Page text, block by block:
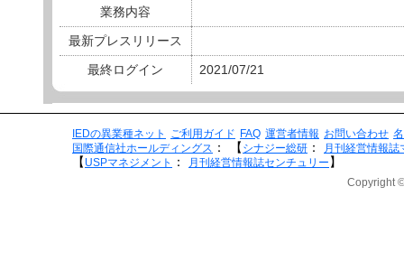
業務内容
最新プレスリリース
最終ログイン
2021/07/21
IEDの異業種ネット ご利用ガイド FAQ 運営者情報 お問い合わせ
国際通信社ホールディングス ： 【 シナジー総研 ： 月刊経営情報誌
【 USPマネジメント ： 月刊経営情報誌センチュリー 】
Copyright